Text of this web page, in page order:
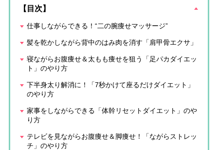
【目次】
仕事しながらできる！“二の腕痩せマッサージ”
髪を乾かしながら背中のはみ肉を消す「肩甲骨エクサ」
寝ながらお腹痩せ＆太もも痩せを狙う「足パカダイエッ
ト」のやり方
下半身太り解消に！「7秒かけて座るだけダイエット」
のやり方
家事をしながらできる「体幹リセットダイエット」のや
り方
テレビを見ながらお腹痩せ＆脚痩せ！「ながらストレッ
チ」のやり方